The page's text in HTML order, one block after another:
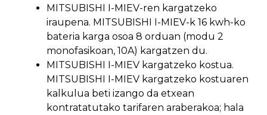
MITSUBISHI I-MIEV-ren kargatzeko
iraupena. MITSUBISHI I-MIEV-k 16 kwh-ko
bateria karga osoa 8 orduan (modu 2
monofasikoan, 10A) kargatzen du.
MITSUBISHI I-MIEV kargatzeko kostua.
MITSUBISHI I-MIEV kargatzeko kostuaren
kalkulua beti izango da etxean
kontratatutako tarifaren araberakoa; hala